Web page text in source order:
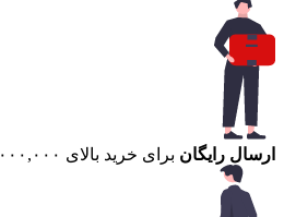
ارسال رایگان برای خرید بالای ۱۰,۰۰۰,۰۰۰ تومان